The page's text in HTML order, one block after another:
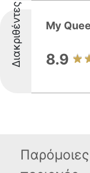
Διακριθέντες My
8.9